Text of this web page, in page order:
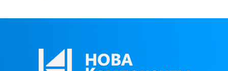
Пломбировочные материалы